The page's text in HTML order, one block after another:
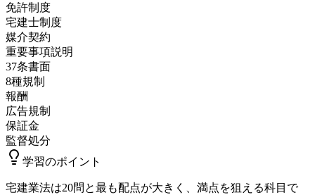
免許制度
宅建士制度
媒介契約
重要事項説明
37条書面
8種規制
報酬
広告規制
保証金
監督処分
学習のポイント
宅建業法は20問と最も配点が大きく、満点を狙える科目で